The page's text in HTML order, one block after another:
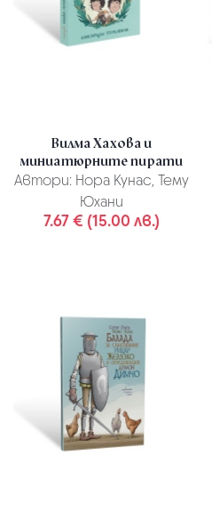
Вилма Хахова и
миниатюрните пирати
Автори: Нора Кунас, Тему
Юхани
7.67 € (15.00 лв.)